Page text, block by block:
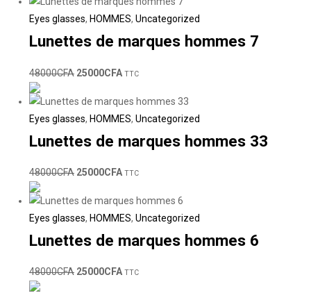
Eyes glasses, HOMMES, Uncategorized
Lunettes de marques hommes 7
48000CFA 25000CFA TTC
Eyes glasses, HOMMES, Uncategorized
Lunettes de marques hommes 33
48000CFA 25000CFA TTC
Eyes glasses, HOMMES, Uncategorized
Lunettes de marques hommes 6
48000CFA 25000CFA TTC